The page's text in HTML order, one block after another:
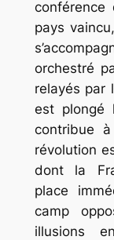
pays
orchestré
relayés par
est plongé
contribue
révolution
dont la
place
camp
illusions